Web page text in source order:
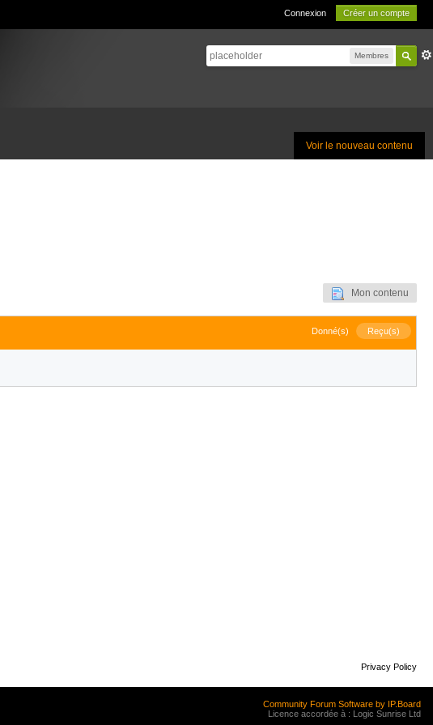
Connexion Créer un compte
Membres
Voir le nouveau contenu
Mon contenu
Donné(s) Reçu(s)
Privacy Policy
Community Forum Software by IP.Board
Licence accordée à : Logic Sunrise Ltd